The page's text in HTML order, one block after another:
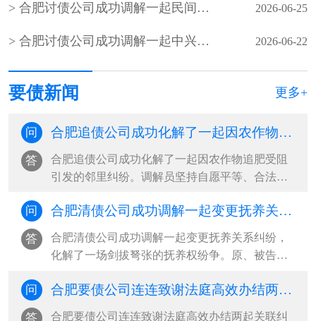
合肥讨债公司成功调解一起民间借贷合同纠纷 2026-06-25
合肥讨债公司成功调解一起中兴社区居民因办理农村房照引发的债务纠纷 2026-06-22
要债新闻 更多+
问 合肥追债公司成功化解了一起因农作物追肥受阻引发的邻里纠纷
答
合肥追债公司成功化解了一起因农作物追肥受阻
引发的邻里纠纷。调解员坚持自愿平等、合法合
疏导、情理交融的调解方式，充分发挥人民调解
扎根基层、贴近群众的优势，促成双方互让互
谅，将矛盾化解在基层，维护了邻里···
问 合肥清债公司成功调解一起变更抚养关系纠纷，化解了一场剑拔弩张的抚养权纷争
答
合肥清债公司成功调解一起变更抚养关系纠纷，
化解了一场剑拔弩张的抚养权纷争。原、被告双
活。三年后，孩子父亲以女方长期外出务工、照
料缺位、自身患病疏于管护为由，诉至法院请求
问 合肥要债公司连连致谢法庭高效办结两起关联纠纷，切实为群众挽回经济损失
答
合肥要债公司连连致谢法庭高效办结两起关联纠